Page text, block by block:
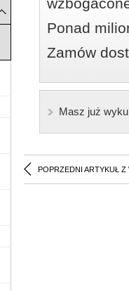
Ponad
Zamów
Masz już
POPRZEDNI ARTYKUŁ Z